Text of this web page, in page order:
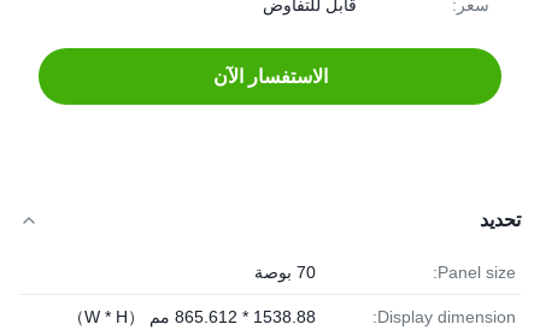
سعر: قابل للتفاوض
الاستفسار الآن
تحديد
Panel size: 70 بوصة
Display dimension: 1538.88 * 865.612 مم （W * H）